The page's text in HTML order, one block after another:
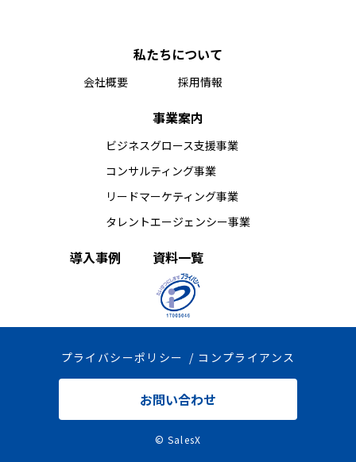
私たちについて
会社概要 採用情報
事業案内
ビジネスグロース支援事業
コンサルティング事業
リードマーケティング事業
タレントエージェンシー事業
導入事例 資料一覧
© SalesX
プライバシーポリシー コンプライアンス
お問い合わせ